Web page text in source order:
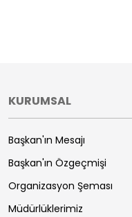
KURUMSAL
Başkan'ın Mesajı
Başkan'ın Özgeçmişi
Organizasyon Şeması
Müdürlüklerimiz